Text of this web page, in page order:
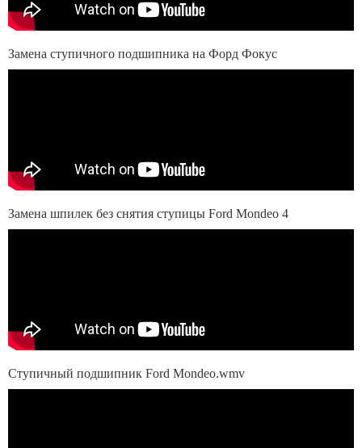
Замена ступичного подшипника на Форд Фокус
Замена шпилек без снятия ступицы Ford Mondeo 4
Ступичный подшипник Ford Mondeo.wmv